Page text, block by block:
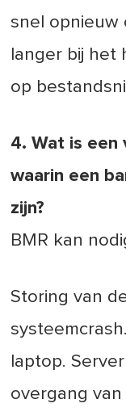
snel opnieuw
langer bij het
op
4. Wat is een
waarin een
zijn?
BMR kan
Storing van
laptop.
overgang